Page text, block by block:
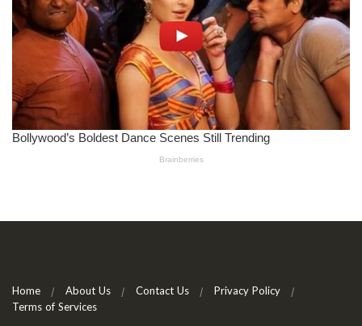
Home About Us Contact Us
Privacy Policy
Terms of Services